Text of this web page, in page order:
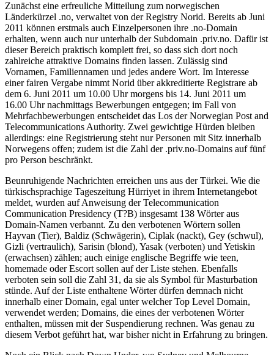
Zunächst eine erfreuliche Mitteilung zum norwegischen
Länderkürzel .no, verwaltet von der Registry Norid. Bereits ab Juni
2011 können erstmals auch Einzelpersonen ihre .no-Domain
erhalten, wenn auch nur unterhalb der Subdomain .priv.no. Dafür ist
dieser Bereich praktisch komplett frei, so dass sich dort noch
zahlreiche attraktive Domains finden lassen. Zulässig sind
Vornamen, Familiennamen und jedes andere Wort. Im Interesse
einer fairen Vergabe nimmt Norid über akkreditierte Registrare ab
dem 6. Juni 2011 um 10.00 Uhr morgens bis 14. Juni 2011 um
16.00 Uhr nachmittags Bewerbungen entgegen; im Fall von
Mehrfachbewerbungen entscheidet das Los der Norwegian Post and
Telecommunications Authority. Zwei gewichtige Hürden bleiben
allerdings: eine Registrierung steht nur Personen mit Sitz innerhalb
Norwegens offen; zudem ist die Zahl der .priv.no-Domains auf fünf
pro Person beschränkt.
Beunruhigende Nachrichten erreichen uns aus der Türkei. Wie die
türkischsprachige Tageszeitung Hürriyet in ihrem Internetangebot
meldet, wurden auf Anweisung der Telecommunication
Communication Presidency (T?B) insgesamt 138 Wörter aus
Domain-Namen verbannt. Zu den verbotenen Wörtern sollen
Hayvan (Tier), Baldiz (Schwägerin), Ciplak (nackt), Gey (schwul),
Gizli (vertraulich), Sarisin (blond), Yasak (verboten) und Yetiskin
(erwachsen) zählen; auch einige englische Begriffe wie teen,
homemade oder Escort sollen auf der Liste stehen. Ebenfalls
verboten sein soll die Zahl 31, da sie als Symbol für Masturbation
stünde. Auf der Liste enthaltene Wörter dürfen demnach nicht
innerhalb einer Domain, egal unter welcher Top Level Domain,
verwendet werden; Domains, die eines der verbotenen Wörter
enthalten, müssen mit der Suspendierung rechnen. Was genau zu
diesem Verbot geführt hat, war bisher nicht in Erfahrung zu bringen.